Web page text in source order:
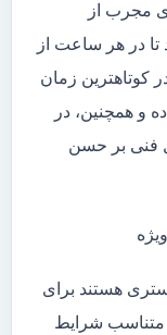
مجرب از
تا در هر ساعت از
کوتاهترین زمان
و همچنین، در
فنی بر حسن
هستند برای
متناسب شرایط